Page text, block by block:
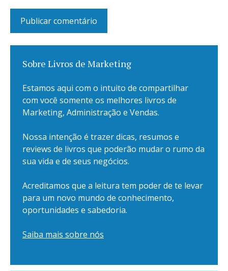
Sobre Livros de Marketing
Estamos aqui com o intuito de compartilhar
com você somente os melhores livros de
Marketing, Administração e Vendas.
Nossa intenção é trazer dicas, resumos e
reviews de livros que poderão mudar o rumo da
sua vida e de seus negócios.
Acreditamos que a leitura tem poder de te levar
para um novo mundo de conhecimento,
oportunidades e sabedoria.
Saiba mais sobre nós